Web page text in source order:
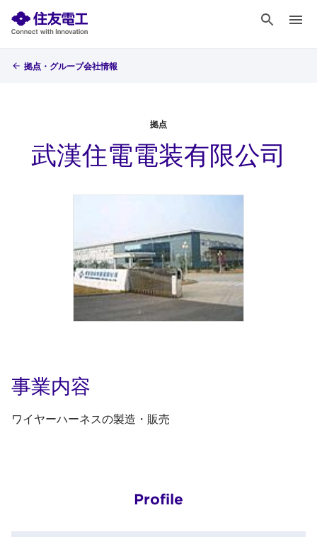
拠点・グループ会社情報
拠点
武漢住電電装有限公司
事業内容
ワイヤーハーネスの製造・販売
Profile